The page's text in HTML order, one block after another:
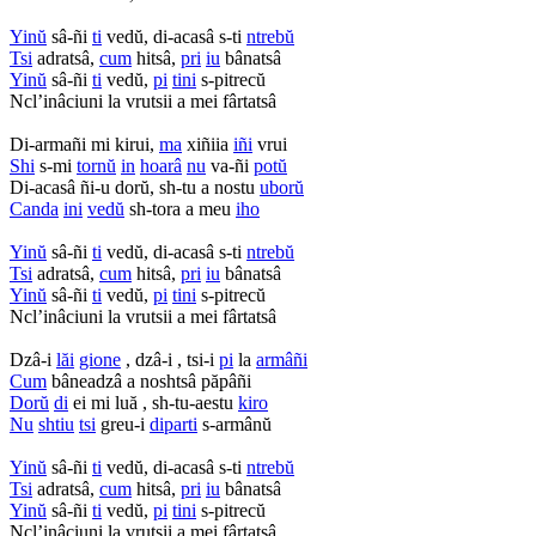
Yinŭ sâ-ñi ti vedŭ, di-acasâ s-ti ntrebŭ
Tsi adratsâ, cum hitsâ, pri iu bânatsâ
Yinŭ sâ-ñi ti vedŭ, pi tini s-pitrecŭ
Ncl’inâciuni la vrutsii a mei fârtatsâ
Di-armañi mi kirui, ma xiñiia iñi vrui
Shi s-mi tornŭ in hoarâ nu va-ñi potŭ
Di-acasâ ñi-u dorŭ, sh-tu a nostu uborŭ
Canda ini vedŭ sh-tora a meu iho
Yinŭ sâ-ñi ti vedŭ, di-acasâ s-ti ntrebŭ
Tsi adratsâ, cum hitsâ, pri iu bânatsâ
Yinŭ sâ-ñi ti vedŭ, pi tini s-pitrecŭ
Ncl’inâciuni la vrutsii a mei fârtatsâ
Dzâ-i lăi gione , dzâ-i , tsi-i pi la armâñi
Cum bâneadzâ a noshtsâ păpâñi
Dorŭ di ei mi luă , sh-tu-aestu kiro
Nu shtiu tsi greu-i diparti s-armânŭ
Yinŭ sâ-ñi ti vedŭ, di-acasâ s-ti ntrebŭ
Tsi adratsâ, cum hitsâ, pri iu bânatsâ
Yinŭ sâ-ñi ti vedŭ, pi tini s-pitrecŭ
Ncl’inâciuni la vrutsii a mei fârtatsâ